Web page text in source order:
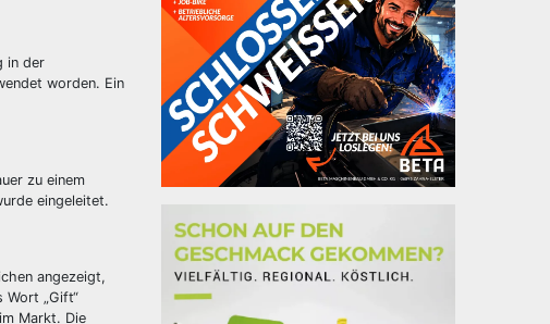
in der
worden. Ein
zu einem
eingeleitet.
angezeigt,
„Gift“
Markt. Die